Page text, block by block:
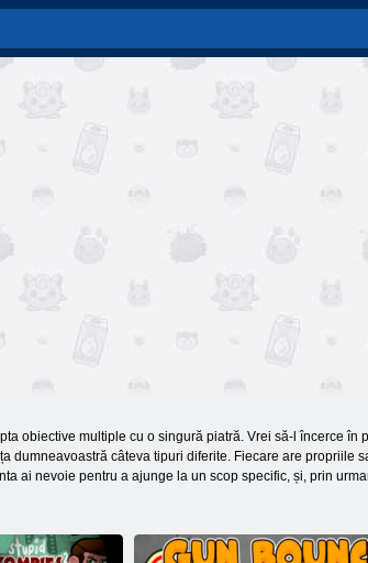
obiective multiple cu o singură piatră. Vrei să-l încerce în
dumneavoastră câteva tipuri diferite. Fiecare are propriile
ai nevoie pentru a ajunge la un scop specific, și, prin